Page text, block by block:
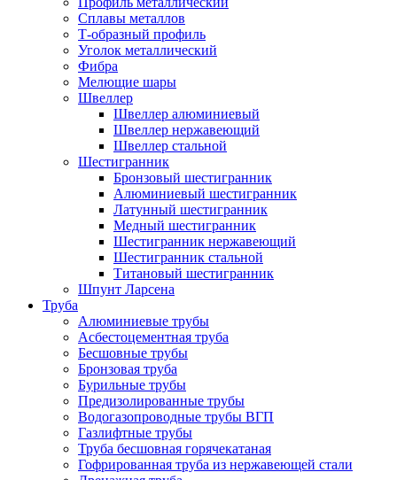
Сплавы металлов
Т-образный профиль
Уголок металлический
Фибра
Мелющие шары
Швеллер
Швеллер алюминиевый
Швеллер нержавеющий
Швеллер стальной
Шестигранник
Бронзовый шестигранник
Алюминиевый шестигранник
Латунный шестигранник
Медный шестигранник
Шестигранник нержавеющий
Шестигранник стальной
Титановый шестигранник
Шпунт Ларсена
Труба
Алюминиевые трубы
Асбестоцементная труба
Бесшовные трубы
Бронзовая труба
Бурильные трубы
Предизолированные трубы
Водогазопроводные трубы ВГП
Газлифтные трубы
Труба бесшовная горячекатаная
Гофрированная труба из нержавеющей стали